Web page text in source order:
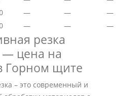
— —
—
— — —
резка
цена на
Горном щите
– это современный и